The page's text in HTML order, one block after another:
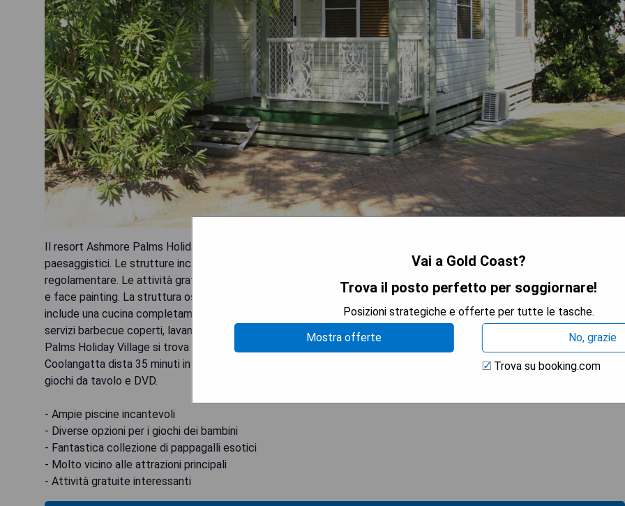
Il resort Ashmore Palms Holiday Village offre sistemazioni autonome in stile resort su 6 ettari di giardini tropicali
paesaggistici. Le strutture includono 2 lagune per nuotare, 2 aree giochi per bambini e un campo da tennis
regolamentare. Le attività gratuite per i bambini includono arte e artigianato, modellaggio di palloncini, lezioni di tennis
e face painting. La struttura ospita la più grande collezione australiana di pappagalli Macaw sudamericani. Ogni cabina
include una cucina completamente attrezzata, bagno, riscaldamento e aria condizionata. Gli ospiti hanno accesso a
servizi barbecue coperti, lavanderia a gettoni e un kiosk internet. A soli 10 minuti di auto da Surfers Paradise, Ashmore
Palms Holiday Village si trova a 15 minuti di auto dal parco divertimenti Movie World. L'aeroporto Gold Coast
Coolangatta dista 35 minuti in auto. Gli ospiti godono della possibilità di noleggiare gratuitamente racchette da tennis,
giochi da tavolo e DVD.
- Ampie piscine incantevoli
- Diverse opzioni per i giochi dei bambini
- Fantastica collezione di pappagalli esotici
- Molto vicino alle attrazioni principali
- Attività gratuite interessanti
Vai a Gold Coast?
Trova il posto perfetto per soggiornare!
Posizioni strategiche e offerte per tutte le tasche.
Mostra offerte
No, grazie
Trova su booking.com